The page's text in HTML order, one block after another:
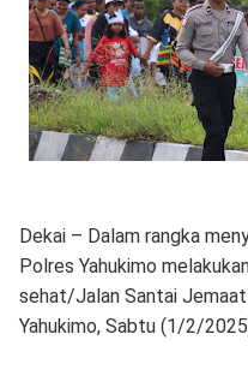
Dekai – Dalam rangka
Polres Yahukimo
sehat/Jalan Santai
Yahukimo, Sabtu (1/2/